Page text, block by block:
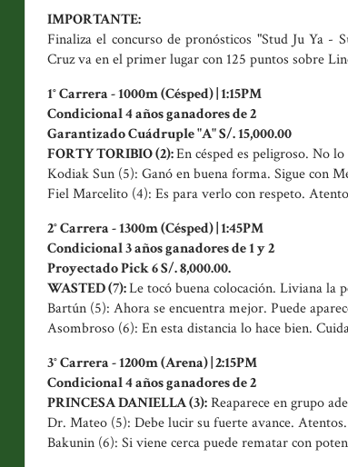
IMPORTANTE:
Finaliza el concurso de pronósticos "Stud Ju Ya -
Cruz va en el primer lugar con 125 puntos sobre
1° Carrera - 1000m (Césped) | 1:15PM
Condicional 4 años ganadores de 2
Garantizado Cuádruple "A" S/. 15,000.00
FORTY TORIBIO (2):En césped es peligroso. No lo
Kodiak Sun (5): Ganó en buena forma. Sigue con
Fiel Marcelito (4): Es para verlo con respeto.
2° Carrera - 1300m (Césped) | 1:45PM
Condicional 3 años ganadores de 1 y 2
Proyectado Pick 6 S/. 8,000.00.
WASTED (7):Le tocó buena colocación. Liviana la
Bartún (5): Ahora se encuentra mejor. Puede
Asombroso (6): En esta distancia lo hace bien.
3° Carrera - 1200m (Arena) | 2:15PM
Condicional 4 años ganadores de 2
PRINCESA DANIELLA (3):Reaparece en grupo
Dr. Mateo (5): Debe lucir su fuerte avance. Atentos.
Bakunin (6): Si viene cerca puede rematar con